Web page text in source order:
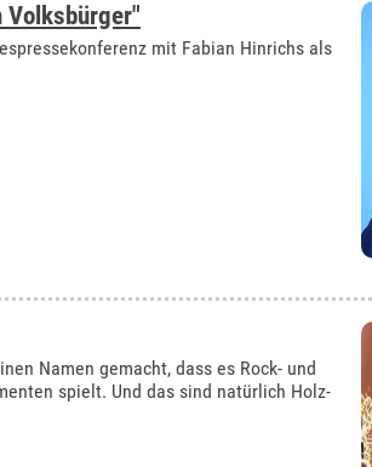
Volksbürger"
mit Fabian Hinrichs als
Namen gemacht, dass es Rock- und
spielt. Und das sind natürlich Holz-